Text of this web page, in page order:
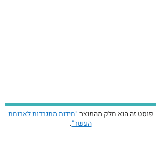
פוסט זה הוא חלק מהמוצר"חידות מתגרדות לארוחת
העשר".